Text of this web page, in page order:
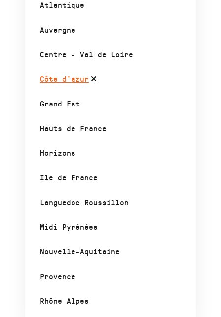
Atlantique
Auvergne
Centre - Val de Loire
Côte d’azur
Grand Est
Hauts de France
Horizons
Ile de France
Languedoc Roussillon
Midi Pyrénées
Nouvelle-Aquitaine
Provence
Rhône Alpes